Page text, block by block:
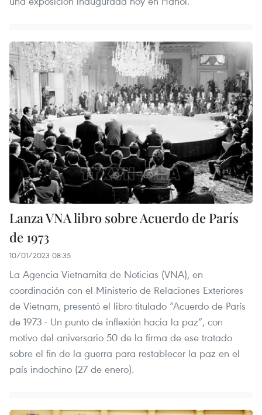
Lanza VNA libro sobre Acuerdo de París
de 1973
10/01/2023 08:35
La Agencia Vietnamita de Noticias (VNA), en
coordinación con el Ministerio de Relaciones Exteriores
de Vietnam, presentó el libro titulado “Acuerdo de París
de 1973 - Un punto de inflexión hacia la paz”, con
motivo del aniversario 50 de la firma de ese tratado
sobre el fin de la guerra para restablecer la paz en el
país indochino (27 de enero).